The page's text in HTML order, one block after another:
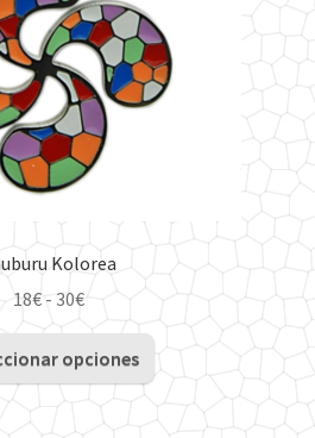
Kolorea
18€ - 30€Rango
de
precios:
desde
18€
opciones
Este
producto
tiene